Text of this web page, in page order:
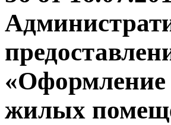
«Оформление
жилых